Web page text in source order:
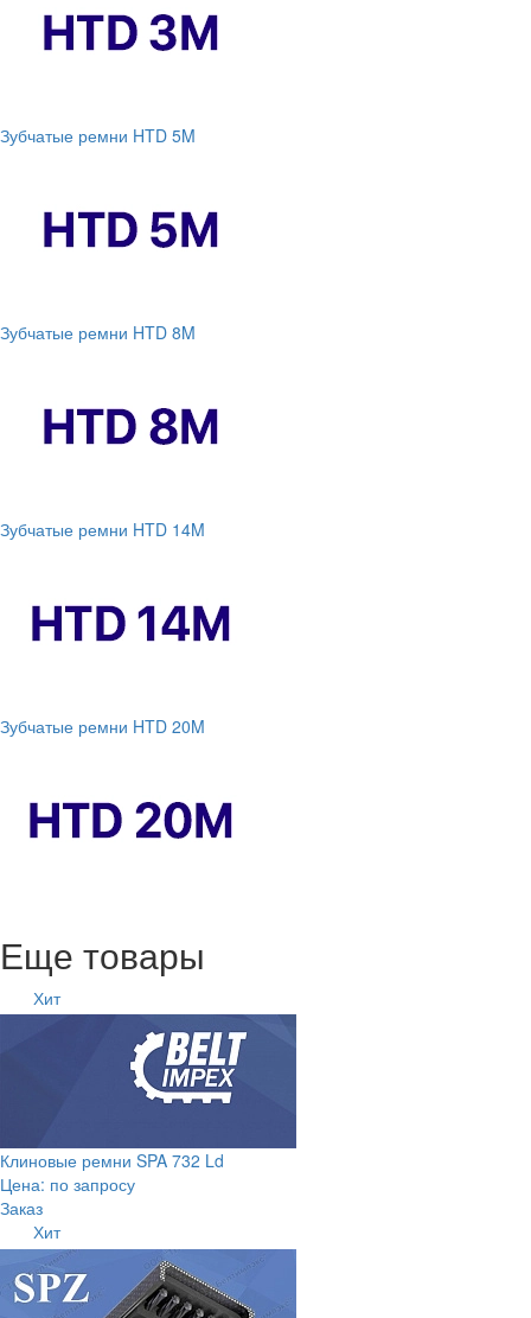
Зубчатые ремни HTD 5M
Зубчатые ремни HTD 8M
Зубчатые ремни HTD 14M
Зубчатые ремни HTD 20M
Еще товары
Хит
Клиновые ремни SPA 732 Ld
Цена: по запросу
Заказ
Хит